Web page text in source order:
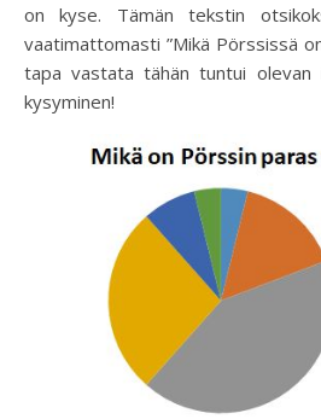
on kyse. Tämän tekstin
vaatimattomasti ”Mikä Pörssissä
tapa vastata tähän tuntui olevan
kysyminen!